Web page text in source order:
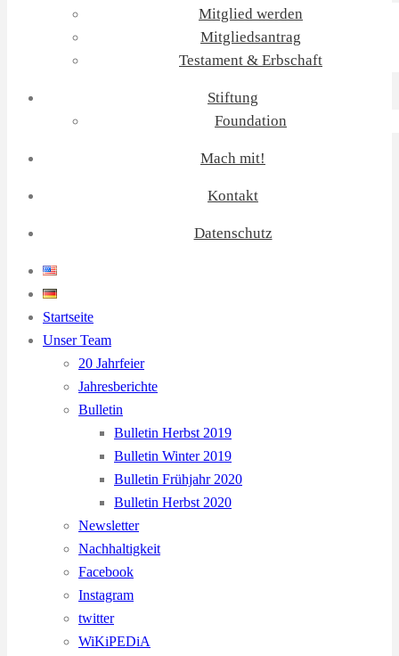
Mitglied werden
Mitgliedsantrag
Testament & Erbschaft
Stiftung
Foundation
Mach mit!
Kontakt
Datenschutz
Startseite
Unser Team
20 Jahrfeier
Jahresberichte
Bulletin
Bulletin Herbst 2019
Bulletin Winter 2019
Bulletin Frühjahr 2020
Bulletin Herbst 2020
Newsletter
Nachhaltigkeit
Facebook
Instagram
twitter
WiKiPEDiA